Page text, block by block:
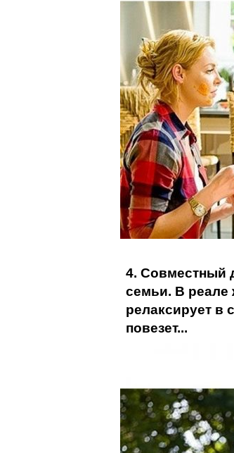
4. Совместный
семьи. В реале
релаксирует в
повезет...